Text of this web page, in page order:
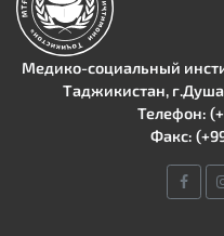
Медико-социальный
Таджикистан,
Телефон:
Факс: